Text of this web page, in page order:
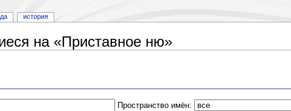
на «Приставное ню»
Пространство имён:
история